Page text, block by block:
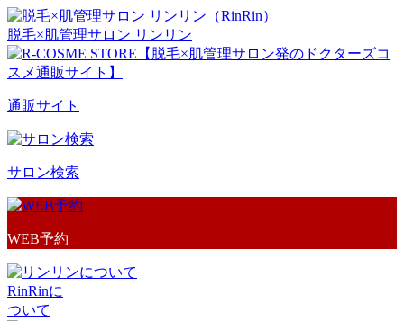
脱毛×肌管理サロン リンリン
通販サイト
サロン検索
WEB予約
RinRinに
ついて